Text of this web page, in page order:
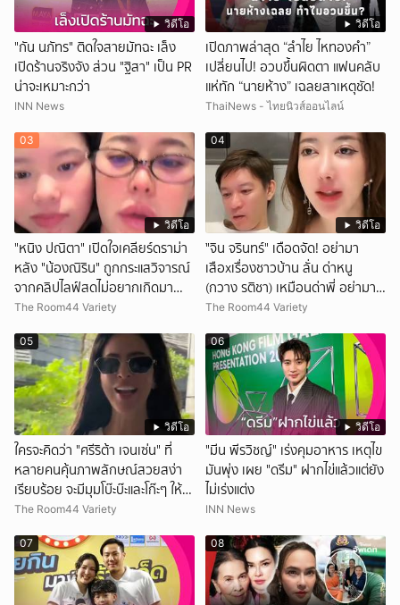
วิดีโอ
"กัน นภัทร" ติดใจสายมัทฉะ เล็ง
เปิดร้านจริงจัง ส่วน "ฐิสา" เป็น PR
น่าจะเหมาะกว่า
INN News
วิดีโอ
เปิดภาพล่าสุด “ลำไย ไหทองคำ”
เปลี่ยนไป! อวบขึ้นผิดตา แฟนคลับ
แห่ทัก “นายห้าง” เฉลยสาเหตุชัด!
ThaiNews - ไทยนิวส์ออนไลน์
วิดีโอ
03
"หนิง ปณิตา" เปิดใจเคลียร์ดราม่า
หลัง "น้องณิริน" ถูกกระแสวิจารณ์
จากคลิปไลฟ์สดไม่อยากเกิดมา
หน้าเหมือนพ่อ
The Room44 Variety
วิดีโอ
04
ั่"จิน จรินทร์" เดือดจัด! อย่ามา
เสือxเรื่องชาวบ้าน ลั่น ด่าหนู
(กวาง รติชา) เหมือนด่าพี่ อย่ามา
ยุ่งกับคนของผม จบ!!!
The Room44 Variety
วิดีโอ
05
ใครจะคิดว่า "ศรีริต้า เจนเซ่น" ที่
หลายคนคุ้นภาพลักษณ์สวยสง่า
เรียบร้อย จะมีมุมโบ๊ะบ๊ะและโก๊ะๆ ให้ได้
อมยิ้มเหมือนกัน งานนี้ทำเอาแฟนๆ
The Room44 Variety
วิดีโอ
06
"มีน พีรวิชญ์" เร่งคุมอาหาร เหตุไข
มันพุ่ง เผย "ดรีม" ฝากไข่แล้วแต่ยัง
ไม่เร่งแต่ง
INN News
07 08